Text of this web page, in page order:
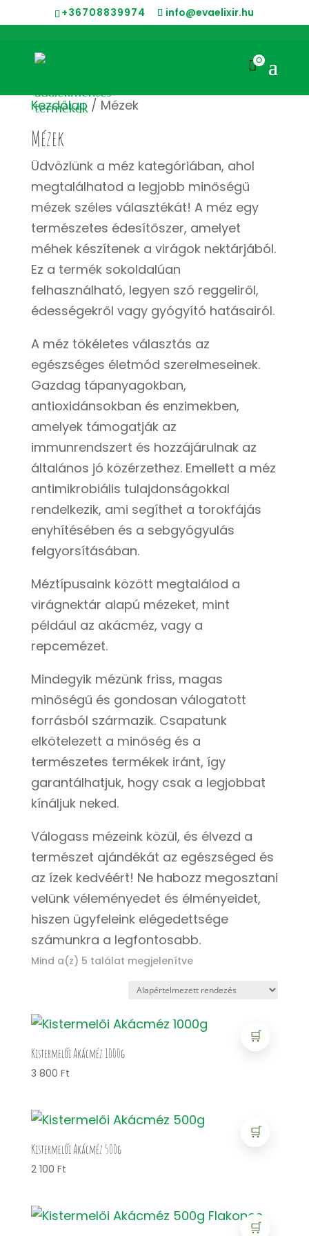
+36708839974 info@evaelixir.hu
0
Kezdőlap/ Mézek
Mézek
Üdvözlünk a méz kategóriában, ahol
megtalálhatod a legjobb minőségű
mézek széles választékát! A méz egy
természetes édesítőszer, amelyet
méhek készítenek a virágok nektárjából.
Ez a termék sokoldalúan
felhasználható, legyen szó reggeliről,
édességekről vagy gyógyító hatásairól.
A méz tökéletes választás az
egészséges életmód szerelmeseinek.
Gazdag tápanyagokban,
antioxidánsokban és enzimekben,
amelyek támogatják az
immunrendszert és hozzájárulnak az
általános jó közérzethez. Emellett a méz
antimikrobiális tulajdonságokkal
rendelkezik, ami segíthet a torokfájás
enyhítésében és a sebgyógyulás
felgyorsításában.
Méztípusaink között megtalálod a
virágnektár alapú mézeket, mint
például az akácméz, vagy a
repcemézet.
Mindegyik mézünk friss, magas
minőségű és gondosan válogatott
forrásból származik. Csapatunk
elkötelezett a minőség és a
természetes termékek iránt, így
garantálhatjuk, hogy csak a legjobbat
kínáljuk neked.
Válogass mézeink közül, és élvezd a
természet ajándékát az egészséged és
az ízek kedvéért! Ne habozz megosztani
velünk véleményedet és élményeidet,
hiszen ügyfeleink elégedettsége
számunkra a legfontosabb.
Mind a(z) 5 találat megjelenítve
🛒
Kistermelői Akácméz 1000g
3 800 Ft
🛒
Kistermelői Akácméz 500g
2 100 Ft
🛒